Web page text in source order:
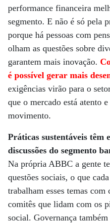
performance financeira
segmento. E não é só pela
porque há pessoas com
olham as questões sobre
garantem mais inovação.
é possível gerar mais
exigências virão para o
que o mercado está atento
movimento.
Práticas sustentáveis têm
discussões do segmento
Na própria ABBC a gente
questões sociais, o que
trabalham esses temas
comitês que lidam com os
social. Governança